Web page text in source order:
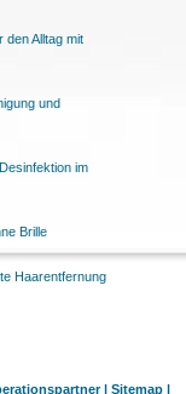
den Alltag mit
und
im
Brille
Haarentfernung
| Sitemap |